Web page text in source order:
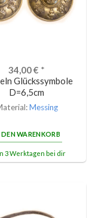
34,00€ *
Glückssymbole
D=6,5cm
Messing
DEN WARENKORB
3 Werktagen bei dir